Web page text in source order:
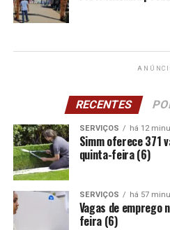
RECENTES
SERVIÇOS há 12
Simm oferece 371
quinta-feira (6)
SERVIÇOS há 57
Vagas de emprego
feira (6)